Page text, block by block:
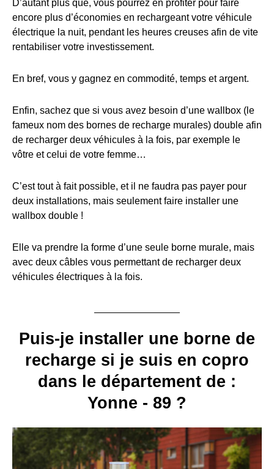
D’autant plus que, vous pourrez en profiter pour faire
encore plus d’économies en rechargeant votre véhicule
électrique la nuit, pendant les heures creuses afin de vite
rentabiliser votre investissement.
En bref, vous y gagnez en commodité, temps et argent.
Enfin, sachez que si vous avez besoin d’une wallbox (le
fameux nom des bornes de recharge murales) double afin
de recharger deux véhicules à la fois, par exemple le
vôtre et celui de votre femme…
C’est tout à fait possible, et il ne faudra pas payer pour
deux installations, mais seulement faire installer une
wallbox double !
Elle va prendre la forme d’une seule borne murale, mais
avec deux câbles vous permettant de recharger deux
véhicules électriques à la fois.
Puis-je installer une borne de
recharge si je suis en copro
dans le département de :
Yonne - 89 ?